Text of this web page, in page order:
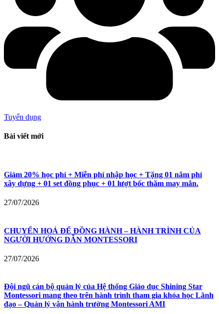
Tuyển dụng
Bài viết mới
Giảm 20% học phí + Miễn phí nhập học + Tặng 01 năm phí
xây dựng + 01 set đồng phục + 01 lượt bốc thăm may mắn.
27/07/2026
CHUYỂN HOÁ ĐỂ ĐỒNG HÀNH – HÀNH TRÌNH CỦA
NGƯỜI HƯỚNG DẪN MONTESSORI
27/07/2026
Đội ngũ cán bộ quản lý của Hệ thống Giáo dục Shining Star
Montessori mang theo trên hành trình tham gia khóa học Lãnh
đạo – Quản lý vận hành trường Montessori AMI